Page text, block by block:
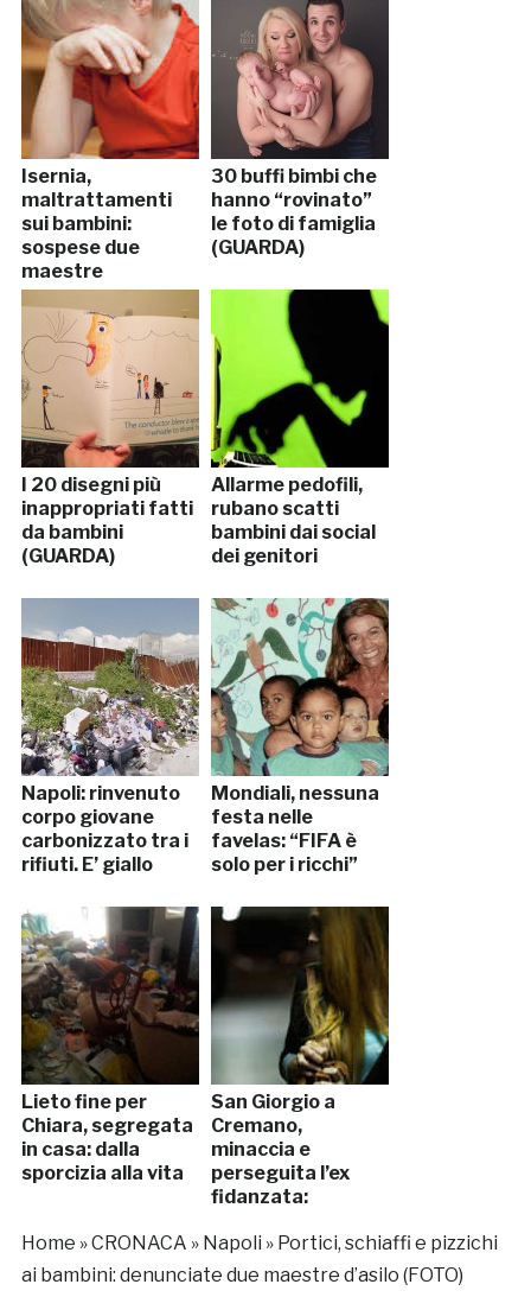
Isernia,
maltrattamenti
sui bambini:
sospese due
maestre
30 buffi bimbi che
hanno “rovinato”
le foto di famiglia
(GUARDA)
I 20 disegni più
inappropriati fatti
da bambini
(GUARDA)
Allarme pedofili,
rubano scatti
bambini dai social
dei genitori
Napoli: rinvenuto
corpo giovane
carbonizzato tra i
rifiuti. E’ giallo
Mondiali, nessuna
festa nelle
favelas: “FIFA è
solo per i ricchi”
Lieto fine per
Chiara, segregata
in casa: dalla
sporcizia alla vita
San Giorgio a
Cremano,
minaccia e
perseguita l’ex
fidanzata:
Home »CRONACA » Napoli » Portici, schiaffi e pizzichi
ai bambini: denunciate due maestre d’asilo (FOTO)